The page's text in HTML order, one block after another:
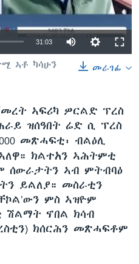
31:03
መራገፊ
ኣቶ ካሳሁን
ኣፍሪካ ዎርልድ ፕረስ
ዝሰዓበት ሬድ ሲ ፕረስ
መጽሓፍቲ፡ ብልዕሊ
ክልተአን ኣሕትምቲ
ሰውራታትን ኣብ ምትብባዕ
ይልለያ። መስራቲን
ምስ ኣዝዮም
ሽልማት ኖበል ክሳብ
ክሰርሕን መጽሓፍቶም